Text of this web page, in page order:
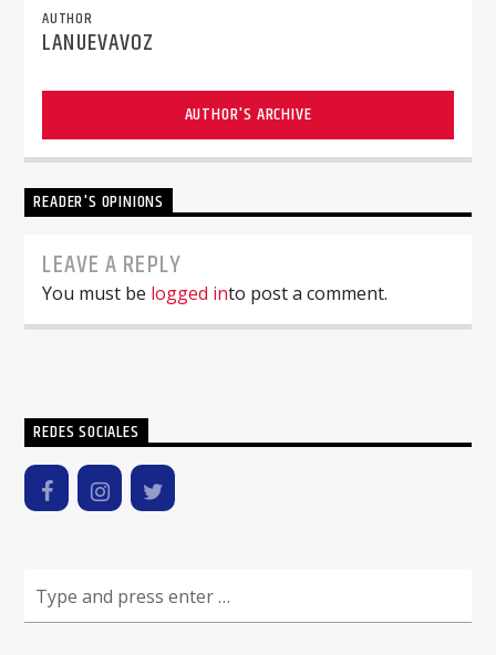
AUTHOR
LANUEVAVOZ
AUTHOR'S ARCHIVE
READER'S OPINIONS
LEAVE A REPLY
You must be logged into post a comment.
REDES SOCIALES